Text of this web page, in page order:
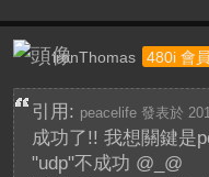
ironThomas 480i 會員
引用: peacelife 發表於
成功了!! 我想關鍵是
"udp"不成功 @_@